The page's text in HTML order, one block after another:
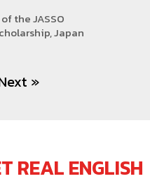
the JASSO
Japan
»
REAL ENGLISH